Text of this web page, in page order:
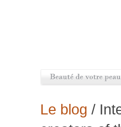
Le blog /